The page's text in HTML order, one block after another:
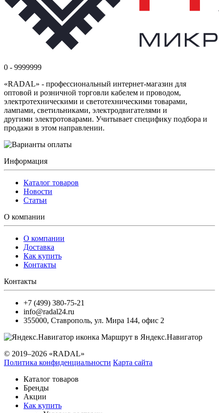
0 - 9999999
«RADAL» - профессиональный интернет-магазин для
оптовой и розничной торговли кабелем и проводом,
электротехническими и светотехническими товарами,
лампами, светильниками, электродвигателями и
другими электротоварами. Учитывает специфику подбора и
продажи в этом направлении.
Информация
Каталог товаров
Новости
Статьи
О компании
О компании
Доставка
Как купить
Контакты
Контакты
+7 (499) 380-75-21
info@radal24.ru
355000, Ставрополь, ул. Мира 144, офис 2
Маршрут в Яндекс.Навигатор
© 2019–2026 «RADAL»
Политика конфиденциальности Карта сайта
Каталог товаров
Бренды
Акции
Как купить